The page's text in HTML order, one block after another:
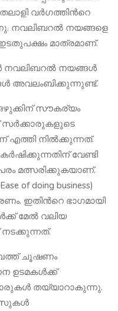
വർഗത്തിന്‍റെ
നവലിബറൽ നയങ്ങളെ
മാത്രമാണ്.
നവലിബറൽ നയങ്ങൾ
അവലംബിക്കുന്നുണ്ട്.
സൗകര്യം
എത്തി നിൽക്കുന്നത്.
വേണ്ടി
മത്സരിക്കുകയാണ്.
doing business)
ഇതിന്‍റെ ഭാഗമായി
മേൽ വലിയ
ചൂഷണം
ഉടമകൾക്ക്
തയ്യാറാകുന്നു.